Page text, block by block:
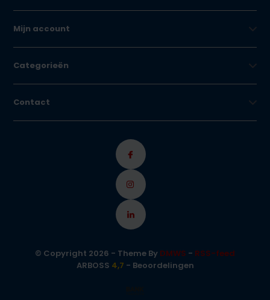
Mijn account
Categorieën
Contact
© Copyright 2026 - Theme By DMWS - RSS-feed
ARBOSS 4,7 - Beoordelingen